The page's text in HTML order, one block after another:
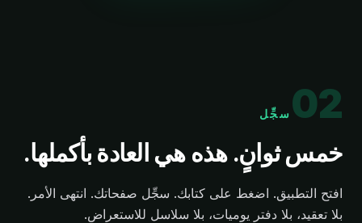
02 سجِّل
خمس ثوانٍ. هذه هي العادة بأكملها.
افتح التطبيق. اضغط على كتابك. سجِّل صفحاتك. انتهى الأمر.
بلا تعقيد، بلا دفتر يوميات، بلا سلاسل للاستعراض.